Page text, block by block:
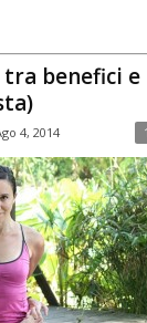
benefici e
4, 2014 1